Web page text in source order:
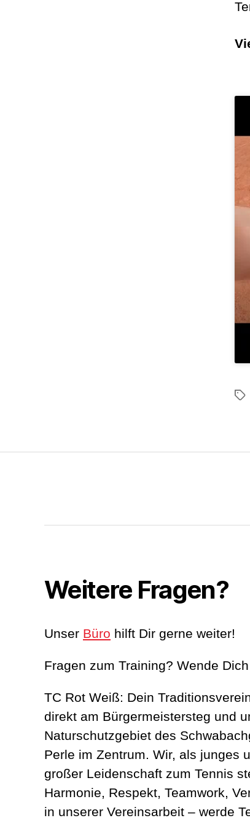
Weitere Fragen?
Unser Büro hilft Dir gerne weiter!
Fragen zum Training? Wende
TC Rot Weiß: Dein
direkt am Bürgermeistersteg und
Naturschutzgebiet des
Perle im Zentrum. Wir, als junges
großer Leidenschaft zum Tennis
Harmonie, Respekt, Teamwork,
in unserer Vereinsarbeit – werde